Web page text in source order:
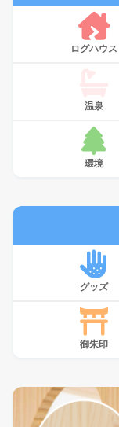
ログハウス
温泉
環境
グッズ
御朱印